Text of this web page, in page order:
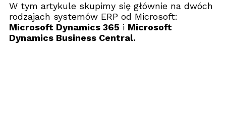
W tym artykule skupimy się głównie na dwóch
rodzajach systemów ERP od Microsoft:
Microsoft Dynamics 365 i Microsoft
Dynamics Business Central.